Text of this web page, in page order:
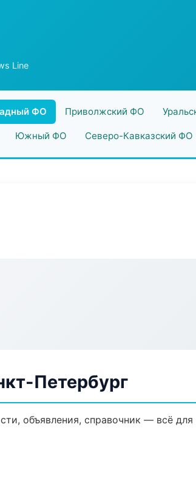
Line
ФО Приволжский ФО
Южный ФО Северо-Кавказский ФО
Петербург
объявления, справочник — всё